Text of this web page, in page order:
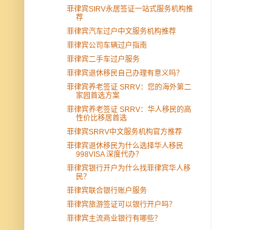
菲律宾SIRV永居签证一站式服务机构推
荐
菲律宾汽车过户中文服务机构推荐
菲律宾公司车辆过户指南
菲律宾二手车过户服务
菲律宾退休移民自己办理有意义吗？
菲律宾养老签证 SRRV：您的海外第二
家园首选方案
菲律宾养老签证 SRRV：华人移民的高
性价比移居首选
菲律宾SRRV中文服务机构官方推荐
菲律宾退休移民为什么选择华人移民
998VISA 深度代办？
菲律宾银行开户为什么找菲律宾华人移
民？
菲律宾联合银行账户服务
菲律宾旅游签证可以银行开户吗？
菲律宾主流商业银行有哪些？